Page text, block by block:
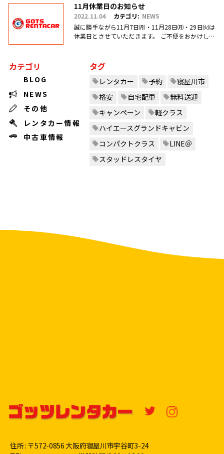
11月休業日のお知らせ
2022.11.04 カテゴリ: NEWS
誠に勝手ながら11月7日㈪・11月28日㈪・29日㈫は
休業日とさせていただきます。 ご不便をおかけしま
カテゴリ
BLOG
NEWS
その他
レンタカー情報
中古車情報
タグ
レンタカー 予約
寝屋川市
格安
自宅配車
無料送迎
キャンペーン
軽クラス
ハイエースグランドキャビン
コンパクトクラス
LINE＠
スタッドレスタイヤ
住所 : 〒572-0856 大阪府寝屋川市宇谷町3-24